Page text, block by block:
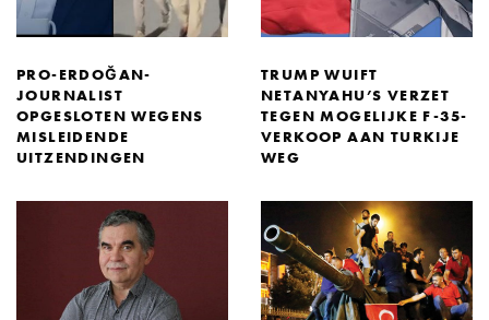
PRO-ERDOĞAN-
JOURNALIST
OPGESLOTEN WEGENS
MISLEIDENDE
UITZENDINGEN
TRUMP WUIFT
NETANYAHU’S VERZET
TEGEN MOGELIJKE F-35-
VERKOOP AAN TURKIJE
WEG